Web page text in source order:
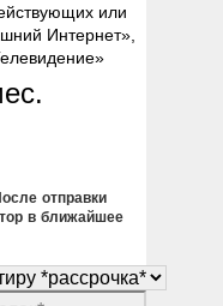
или
Интернет»,
отправки
в ближайшее